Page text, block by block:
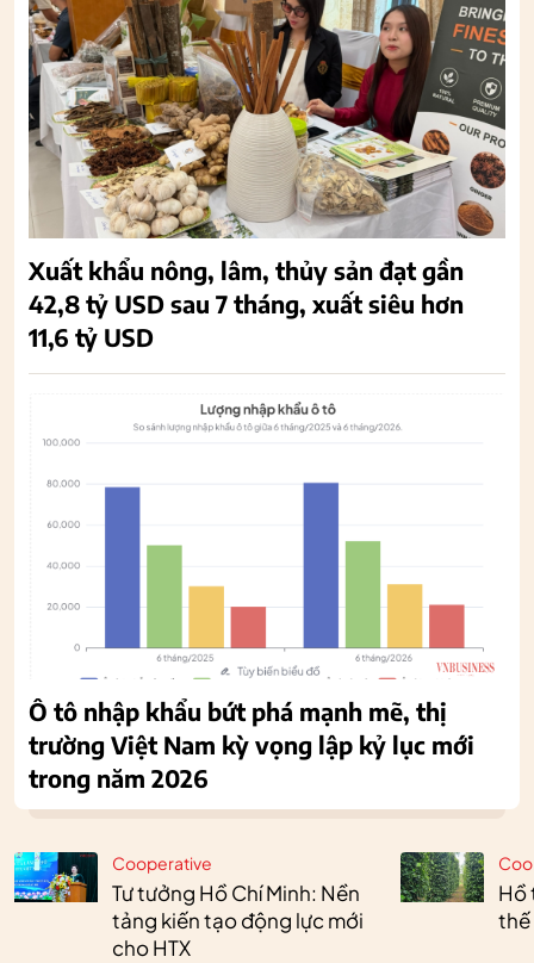
Cooperative
Tư tưởng Hồ Chí Minh: Nền
tảng kiến tạo động lực mới
cho HTX
Hồ
thế
Xuất khẩu nông, lâm, thủy sản đạt gần
42,8 tỷ USD sau 7 tháng, xuất siêu hơn
11,6 tỷ USD
Ô tô nhập khẩu bứt phá mạnh mẽ, thị
trường Việt Nam kỳ vọng lập kỷ lục mới
trong năm 2026